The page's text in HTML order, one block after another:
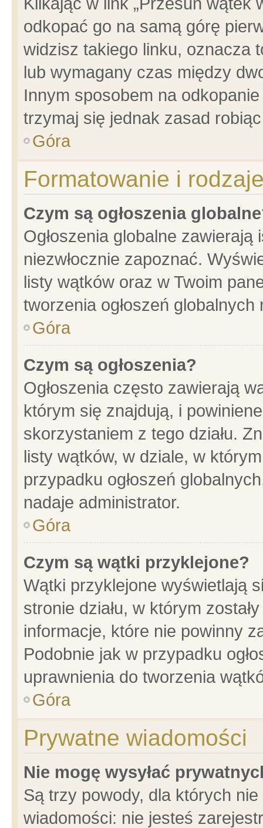
odkopać go na samą górę
widzisz takiego linku, oznacza
lub wymagany czas między
Innym sposobem na
trzymaj się jednak zasad
Góra
Formatowanie i
Czym są ogłoszenia
Ogłoszenia globalne
niezwłocznie zapoznać.
listy wątków oraz w Twoim
tworzenia ogłoszeń
Góra
Czym są ogłoszenia?
Ogłoszenia często zawierają
którym się znajdują, i
skorzystaniem z tego działu.
listy wątków, w dziale, w
przypadku ogłoszeń
nadaje administrator.
Góra
Czym są wątki przyklejone?
Wątki przyklejone wyświetlają
stronie działu, w którym
informacje, które nie powinny
Podobnie jak w przypadku
uprawnienia do tworzenia
Góra
Prywatne wiadomości
Nie mogę wysyłać
Są trzy powody, dla których
wiadomości: nie jesteś